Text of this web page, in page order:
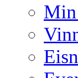
Min